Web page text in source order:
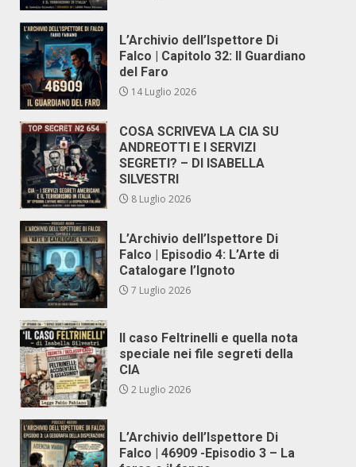
L’Archivio dell’Ispettore Di
Falco | Capitolo 32: Il Guardiano
del Faro
14 Luglio 2026
COSA SCRIVEVA LA CIA SU
ANDREOTTI E I SERVIZI
SEGRETI? – DI ISABELLA
SILVESTRI
8 Luglio 2026
L’Archivio dell’Ispettore Di
Falco | Episodio 4: L’Arte di
Catalogare l’Ignoto
7 Luglio 2026
Il caso Feltrinelli e quella nota
speciale nei file segreti della
CIA
2 Luglio 2026
L’Archivio dell’Ispettore Di
Falco | 46909 -Episodio 3 – La